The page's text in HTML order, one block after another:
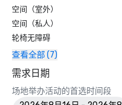
空间（室外）
空间（私人）
轮椅无障碍
查看全部 (7)
需求日期
场地举办活动的首选时间段